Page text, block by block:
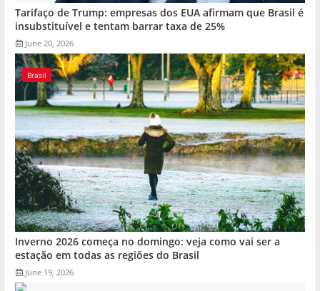
Tarifaço de Trump: empresas dos EUA afirmam que Brasil é
insubstituível e tentam barrar taxa de 25%
June 20, 2026
Brasil
Inverno 2026 começa no domingo: veja como vai ser a
estação em todas as regiões do Brasil
June 19, 2026